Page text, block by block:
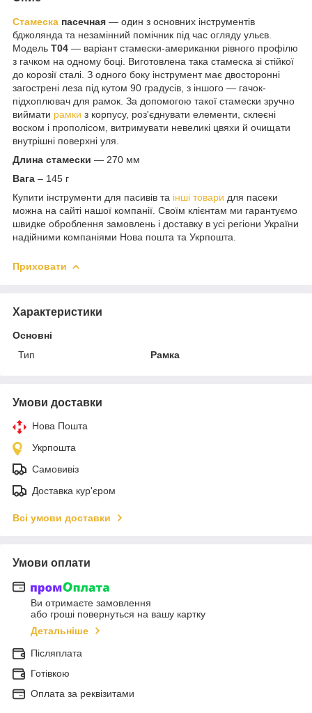
Стамеска пасечная — один з основних інструментів
бджолянда та незамінний помічник під час огляду ульєв.
Модель T04 — варіант стамески-американки рівного профілю
з гачком на одному боці. Виготовлена така стамеска зі стійкої
до корозії сталі. З одного боку інструмент має двосторонні
загострені леза під кутом 90 градусів, з іншого — гачок-
підхоплювач для рамок. За допомогою такої стамески зручно
виймати рамки з корпусу, роз'єднувати елементи, склеєні
воском і прополісом, витримувати невеликі цвяхи й очищати
внутрішні поверхні уля.
Длина стамески — 270 мм
Вага – 145 г
Купити інструменти для пасивів та інші товари для пасеки
можна на сайті нашої компанії. Своїм клієнтам ми гарантуємо
швидке оброблення замовлень і доставку в усі регіони України
надійними компаніями Нова пошта та Укрпошта.
Приховати
Характеристики
Основні
Тип
Рамка
Умови доставки
Нова Пошта
Укрпошта
Самовивіз
Доставка кур'єром
Всі умови доставки
Умови оплати
Ви отримаєте замовлення
або гроші повернуться на вашу картку
Детальніше
Післяплата
Готівкою
Оплата за реквізитами